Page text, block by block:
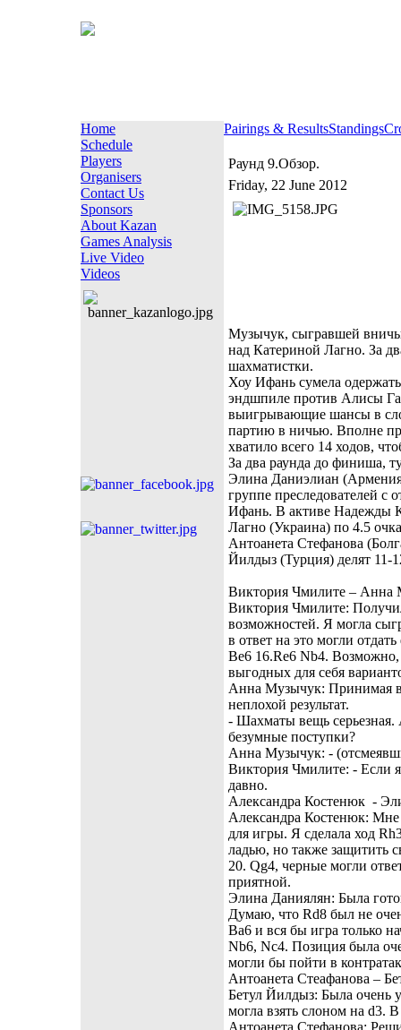
Home
Schedule
Players
Organisers
Contact Us
Sponsors
About Kazan
Games Analysis
Live Video
Videos
Pairings & ResultsStandings
Раунд 9.Обзор.
Friday, 22 June 2012
Музычук, сыгравшей
над Катериной Лагно. За
шахматистки.
Хоу Ифань сумела
эндшпиле против Алисы
выигрывающие шансы в
партию в ничью. Вполне
хватило всего 14 ходов,
За два раунда до финиша,
Элина Даниэлиан
группе преследователей с
Ифань. В активе Надежды
Лагно (Украина) по 4.5
Антоанета Стефанова
Йилдыз (Турция) делят 11-
Виктория Чмилите – Анна
Виктория Чмилите:
возможностей. Я могла
в ответ на это могли
Be6 16.Re6 Nb4. Возможно,
выгодных для себя
Анна Музычук: Принимая
неплохой результат.
- Шахматы вещь
безумные поступки?
Анна Музычук: -
Виктория Чмилите: - Если
давно.
Александра Костенюк -
Александра Костенюк: Мне
для игры. Я сделала ход
ладью, но также защитить
20. Qg4, черные могли
приятной.
Элина Даниялян: Была
Думаю, что Rd8 был не
Ba6 и вся бы игра только
Nb6, Nc4. Позиция была
могли бы пойти в
Антоанета Стеафанова –
Бетул Йилдыз: Была очень
могла взять слоном на d3.
Антоанета Стефанова: